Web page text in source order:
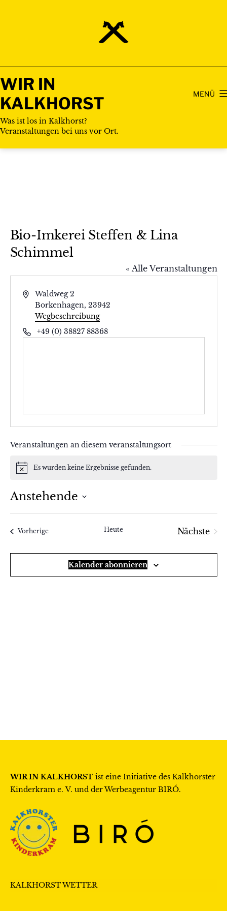
WIR IN
KALKHORST
Was ist los in Kalkhorst?
Veranstaltungen bei uns vor Ort.
MENÜ
Bio-Imkerei Steffen & Lina
Schimmel
« Alle Veranstaltungen
Adresse
Waldweg 2
Borkenhagen, 23942
Wegbeschreibung
Telefon+49 (0) 38827 88368
Veranstaltungen an diesem veranstaltungsort
HinweisEs wurden keine Ergebnisse gefunden.
Anstehende
VorherigeVeranstaltungen Heute
Nächste
Kalender abonnieren
WIR IN KALKHORST ist eine Initiative des Kalkhorster
Kinderkram e. V. und der Werbeagentur BIRÓ.
KALKHORST WETTER